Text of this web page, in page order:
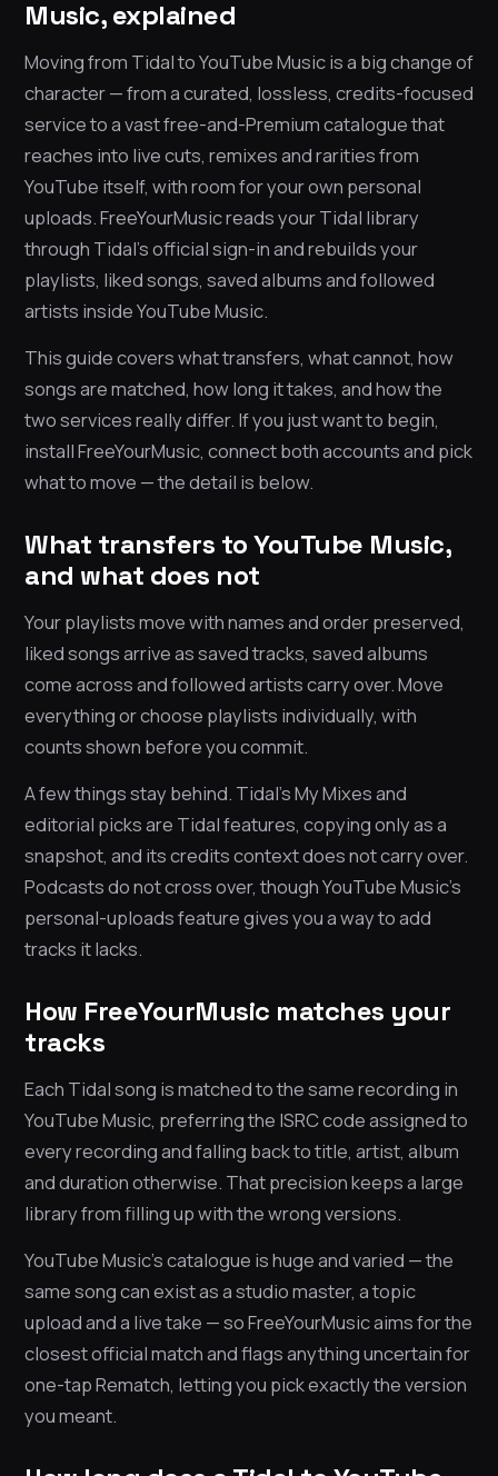
Music, explained
Moving from Tidal to YouTube Music is a big change of
character — from a curated, lossless, credits-focused
service to a vast free-and-Premium catalogue that
reaches into live cuts, remixes and rarities from
YouTube itself, with room for your own personal
uploads. FreeYourMusic reads your Tidal library
through Tidal’s official sign-in and rebuilds your
playlists, liked songs, saved albums and followed
artists inside YouTube Music.
This guide covers what transfers, what cannot, how
songs are matched, how long it takes, and how the
two services really differ. If you just want to begin,
install FreeYourMusic, connect both accounts and pick
what to move — the detail is below.
What transfers to YouTube Music,
and what does not
Your playlists move with names and order preserved,
liked songs arrive as saved tracks, saved albums
come across and followed artists carry over. Move
everything or choose playlists individually, with
counts shown before you commit.
A few things stay behind. Tidal’s My Mixes and
editorial picks are Tidal features, copying only as a
snapshot, and its credits context does not carry over.
Podcasts do not cross over, though YouTube Music’s
personal-uploads feature gives you a way to add
tracks it lacks.
How FreeYourMusic matches your
tracks
Each Tidal song is matched to the same recording in
YouTube Music, preferring the ISRC code assigned to
every recording and falling back to title, artist, album
and duration otherwise. That precision keeps a large
library from filling up with the wrong versions.
YouTube Music’s catalogue is huge and varied — the
same song can exist as a studio master, a topic
upload and a live take — so FreeYourMusic aims for the
closest official match and flags anything uncertain for
one-tap Rematch, letting you pick exactly the version
you meant.